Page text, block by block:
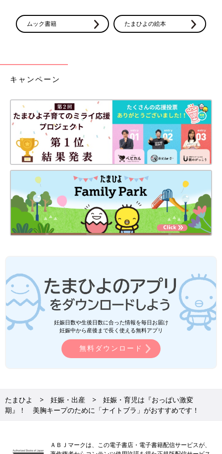
ムック書籍 たまひよの絵本
キャンペーン
妊娠日数や生後日数に合った情報を毎日お届け
妊娠中から産後まで長く使える無料アプリ
無料ダウンロード
たまひよ 妊娠・出産
妊娠・育児は『おっぱい激変
期』！ 美胸キープのために「ナイトブラ」がおすすめです！
ＡＢＪマークは、この電子書店・電子書籍配信サービスが、